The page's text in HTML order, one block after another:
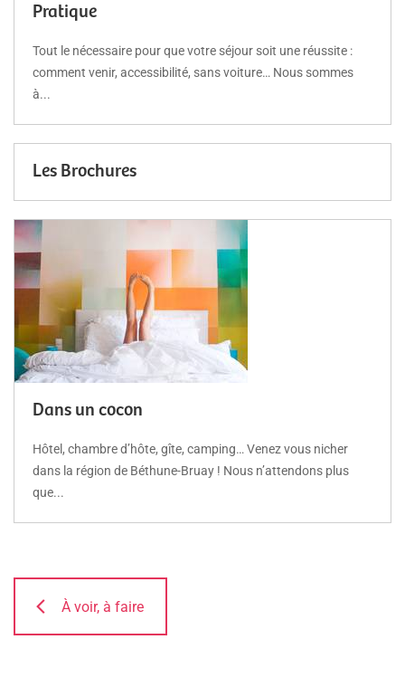
Pratique
Tout le nécessaire pour que votre séjour soit une réussite :
comment venir, accessibilité, sans voiture… Nous sommes
à...
Les Brochures
Dans un cocon
Hôtel, chambre d’hôte, gîte, camping… Venez vous nicher
dans la région de Béthune-Bruay ! Nous n’attendons plus
que...
À voir, à faire